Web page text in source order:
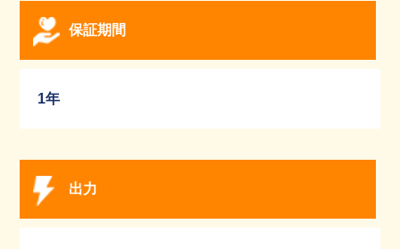
保証期間
1年
出力